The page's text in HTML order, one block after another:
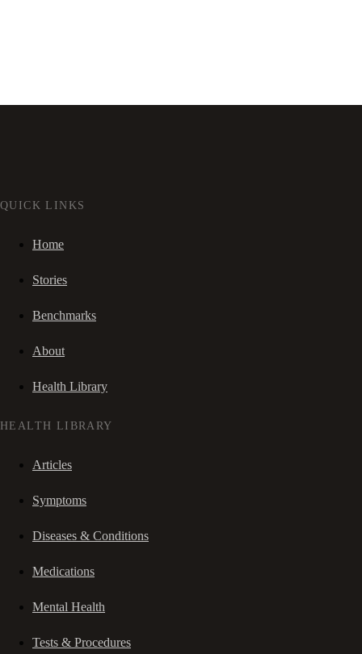
QUICK LINKS
Home
Stories
Benchmarks
About
Health Library
HEALTH LIBRARY
Articles
Symptoms
Diseases & Conditions
Medications
Mental Health
Tests & Procedures